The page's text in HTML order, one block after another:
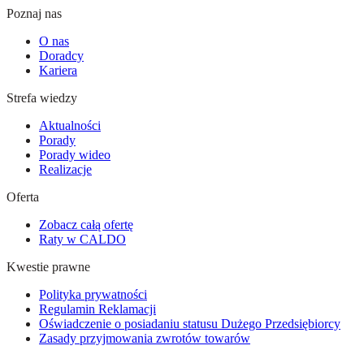
Poznaj nas
O nas
Doradcy
Kariera
Strefa wiedzy
Aktualności
Porady
Porady wideo
Realizacje
Oferta
Zobacz całą ofertę
Raty w CALDO
Kwestie prawne
Polityka prywatności
Regulamin Reklamacji
Oświadczenie o posiadaniu statusu Dużego Przedsiębiorcy
Zasady przyjmowania zwrotów towarów